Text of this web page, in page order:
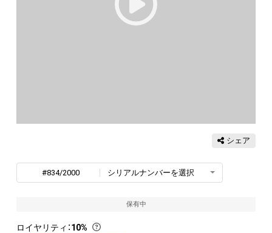
シェア
#834/2000 シリアルナンバーを選択
保有中
ロイヤリティ ：10%